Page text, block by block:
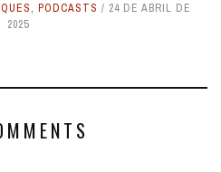
, PODCASTS
24 DE ABRIL DE
2025